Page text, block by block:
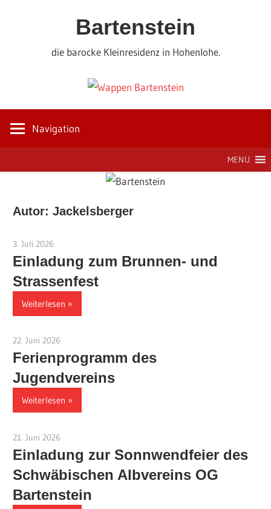
Bartenstein
die barocke Kleinresidenz in Hohenlohe.
Navigation
MENU
Autor:Jackelsberger
3. Juli 2026
Einladung zum Brunnen- und
Strassenfest
Weiterlesen
22. Juni 2026
Ferienprogramm des
Jugendvereins
Weiterlesen
21. Juni 2026
Einladung zur Sonnwendfeier des
Schwäbischen Albvereins OG
Bartenstein